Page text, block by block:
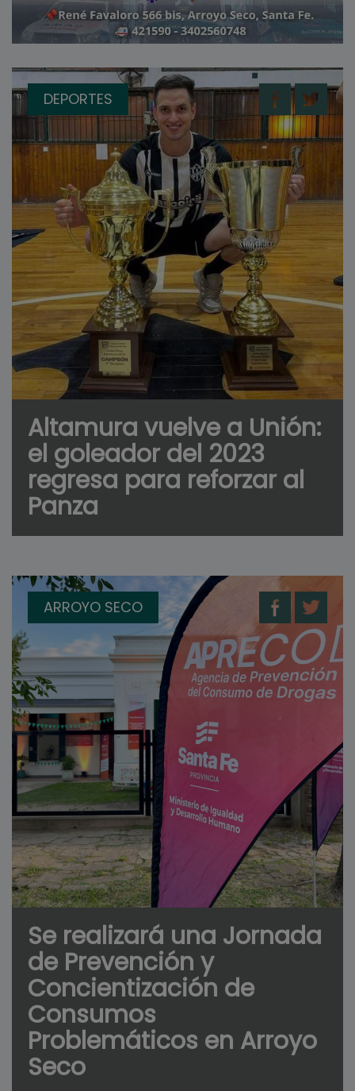
DEPORTES
Altamura vuelve a Unión:
el goleador del 2023
regresa para reforzar al
Panza
ARROYO SECO
Se realizará una Jornada
de Prevención y
Concientización de
Consumos
Problemáticos en Arroyo
Seco